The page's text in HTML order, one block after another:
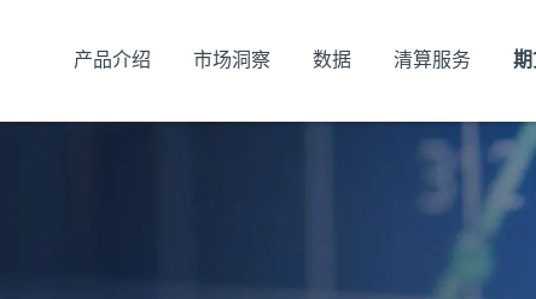
产品介绍 市场洞察 数据 清算服务 期